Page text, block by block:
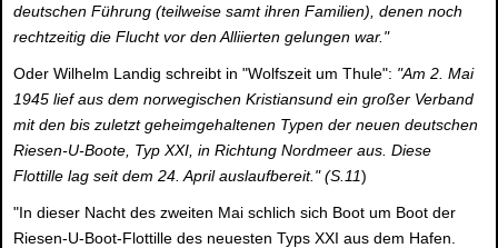
deutschen Führung (teilweise samt ihren Familien), denen noch
rechtzeitig die Flucht vor den Alliierten gelungen war."
Oder Wilhelm Landig schreibt in "Wolfszeit um Thule": "Am 2. Mai
1945 lief aus dem norwegischen Kristiansund ein großer Verband
mit den bis zuletzt geheimgehaltenen Typen der neuen deutschen
Riesen-U-Boote, Typ XXI, in Richtung Nordmeer aus. Diese
Flottille lag seit dem 24. April auslaufbereit." (S.11)
"In dieser Nacht des zweiten Mai schlich sich Boot um Boot der
Riesen-U-Boot-Flottille des neuesten Typs XXI aus dem Hafen.